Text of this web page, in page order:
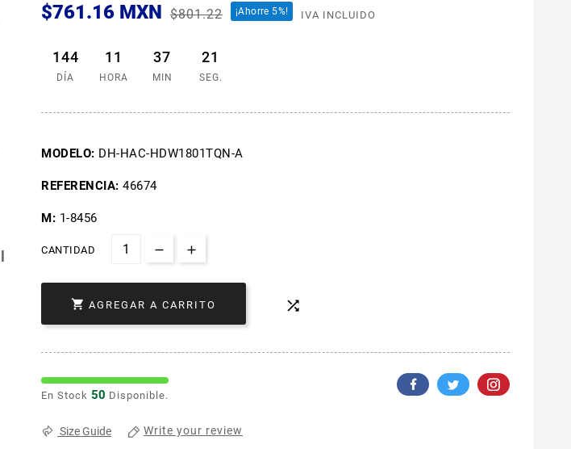
$761.16 MXN $801.22 ¡Ahorre 5%! IVA INCLUIDO
144
DÍA
11
HORA
37
MIN
20
SEG.
MODELO: DH-HAC-HDW1801TQN-A
REFERENCIA: 46674
M: 1-8456
CANTIDAD
 AGREGAR A CARRITO 
En Stock 50 Disponible.
Size Guide Write your review